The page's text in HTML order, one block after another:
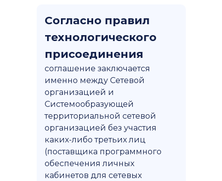
Согласно правил
технологического
присоединения
соглашение заключается
именно между Сетевой
организацией и
Системообразующей
территориальной сетевой
организацией без участия
каких-либо третьих лиц
(поставщика программного
обеспечения личных
кабинетов для сетевых